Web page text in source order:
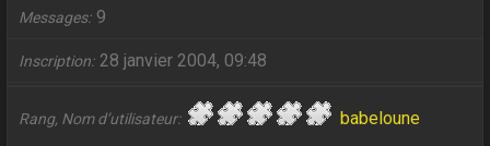
Messages 9
Inscription 28 janvier 2004, 09:48
Rang, Nom d’utilisateur babeloune